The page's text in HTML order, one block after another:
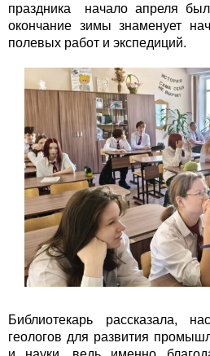
праздника начало апреля
окончание зимы знаменует
полевых работ и экспедиций.
Библиотекарь рассказала,
геологов для развития